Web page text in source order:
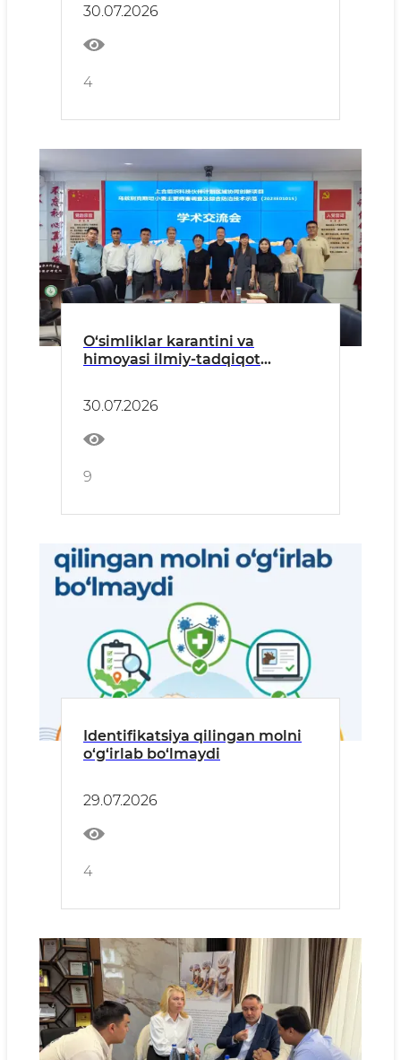
30.07.2026
4
O‘simliklar karantini va
himoyasi ilmiy-tadqiqot
safarida bo‘lib turibdi.
30.07.2026
9
Identifikatsiya qilingan molni
o‘g‘irlab bo‘lmaydi
29.07.2026
4